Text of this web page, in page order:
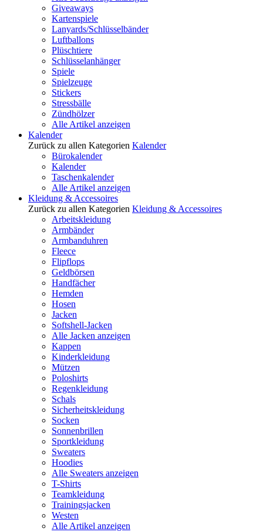
Giveaways
Kartenspiele
Lanyards/Schlüsselbänder
Luftballons
Plüschtiere
Schlüsselanhänger
Spiele
Spielzeuge
Stickers
Stressbälle
Zündhölzer
Alle Artikel anzeigen
Kalender
Zurück zu allen Kategorien Kalender
Bürokalender
Kalender
Taschenkalender
Alle Artikel anzeigen
Kleidung & Accessoires
Zurück zu allen Kategorien Kleidung & Accessoires
Arbeitskleidung
Armbänder
Armbanduhren
Fleece
Flipflops
Geldbörsen
Handfächer
Hemden
Hosen
Jacken
Softshell-Jacken
Alle Jacken anzeigen
Kappen
Kinderkleidung
Mützen
Poloshirts
Regenkleidung
Schals
Sicherheitskleidung
Socken
Sonnenbrillen
Sportkleidung
Sweaters
Hoodies
Alle Sweaters anzeigen
T-Shirts
Teamkleidung
Trainingsjacken
Westen
Alle Artikel anzeigen